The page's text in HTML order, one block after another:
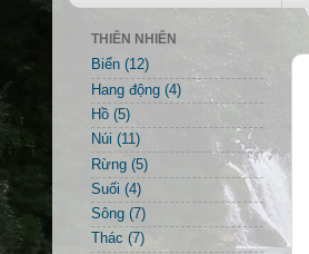
THIÊN NHIÊN
Biển (12)
Hang động (4)
Hồ (5)
Núi (11)
Rừng (5)
Suối (4)
Sông (7)
Thác (7)